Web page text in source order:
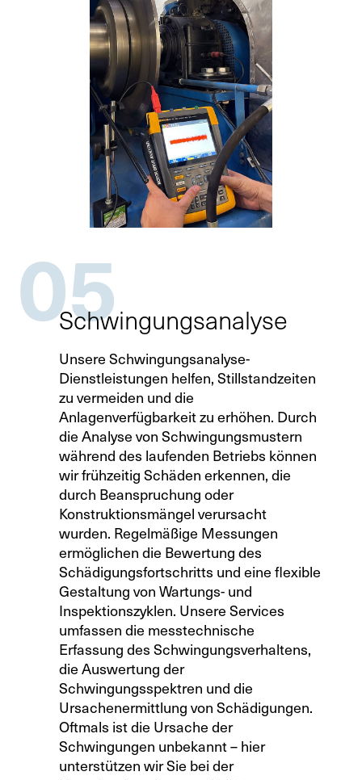
05
Schwingungsanalyse
Unsere Schwingungsanalyse-
Dienstleistungen helfen, Stillstandzeiten
zu vermeiden und die
Anlagenverfügbarkeit zu erhöhen. Durch
die Analyse von Schwingungsmustern
während des laufenden Betriebs können
wir frühzeitig Schäden erkennen, die
durch Beanspruchung oder
Konstruktionsmängel verursacht
wurden. Regelmäßige Messungen
ermöglichen die Bewertung des
Schädigungsfortschritts und eine flexible
Gestaltung von Wartungs- und
Inspektionszyklen. Unsere Services
umfassen die messtechnische
Erfassung des Schwingungsverhaltens,
die Auswertung der
Schwingungsspektren und die
Ursachenermittlung von Schädigungen.
Oftmals ist die Ursache der
Schwingungen unbekannt – hier
unterstützen wir Sie bei der